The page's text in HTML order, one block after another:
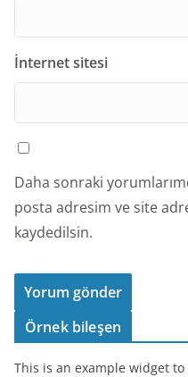
İnternet sitesi
Daha sonraki
posta adresim ve site
kaydedilsin.
Örnek bileşen
This is an example widget